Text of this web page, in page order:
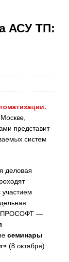
АСУ ТП:
представит
систем
деловая
ПРОСОФТ —
семинары
(8 октября).